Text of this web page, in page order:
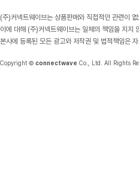
(주)커넥트웨이브는 상품판매와 직접적인 관련이
이에 대해 (주)커넥트웨이브는 일체의 책임을 지지
본사에 등록된 모든 광고와 저작권 및 법적책임은
Copyright © connectwave Co., Ltd. All Rights